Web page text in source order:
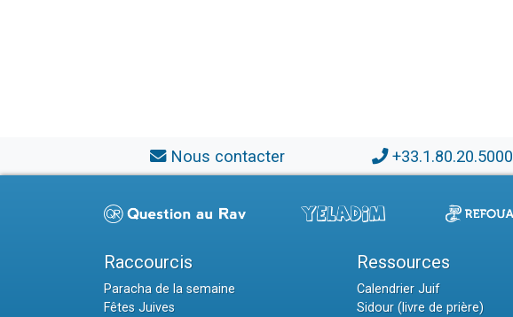
Nous contacter +33.1.80.20.5000
Raccourcis
Paracha de la semaine
Fêtes Juives
Ressources
Calendrier Juif
Sidour (livre de prière)